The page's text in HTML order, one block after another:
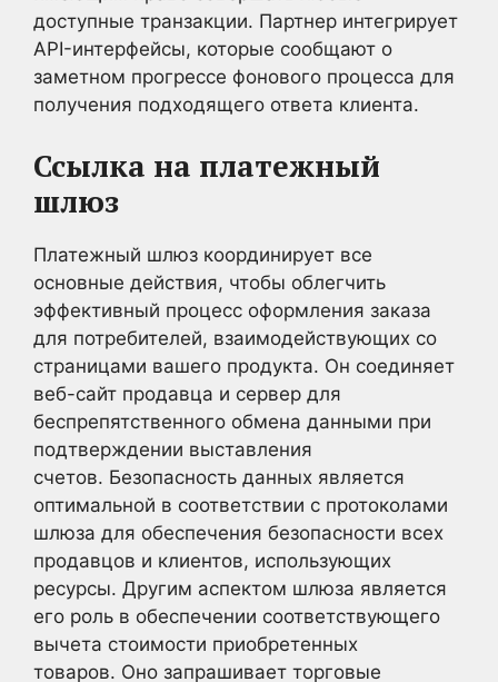
доступные транзакции. Партнер интегрирует
API-интерфейсы, которые сообщают о
заметном прогрессе фонового процесса для
получения подходящего ответа клиента.
Ссылка на платежный
шлюз
Платежный шлюз координирует все
основные действия, чтобы облегчить
эффективный процесс оформления заказа
для потребителей, взаимодействующих со
страницами вашего продукта. Он соединяет
веб-сайт продавца и сервер для
беспрепятственного обмена данными при
подтверждении выставления
счетов. Безопасность данных является
оптимальной в соответствии с протоколами
шлюза для обеспечения безопасности всех
продавцов и клиентов, использующих
ресурсы. Другим аспектом шлюза является
его роль в обеспечении соответствующего
вычета стоимости приобретенных
товаров. Оно запрашивает торговые